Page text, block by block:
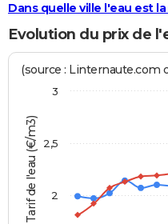
Dans quelle ville l'eau est
Evolution du prix de
Tarif de l'eau (€/m3)
(source : Linternaute.com
2
2,5
3